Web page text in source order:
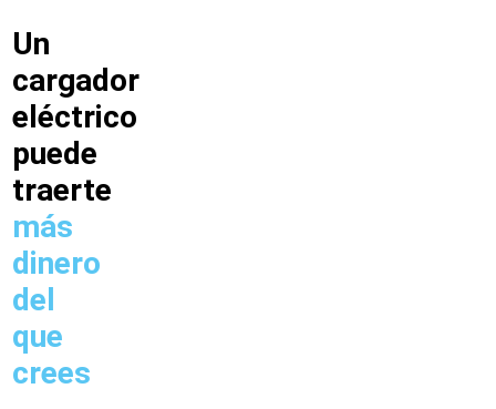
Un
cargador
eléctrico
puede
traerte
más
dinero
del
que
crees